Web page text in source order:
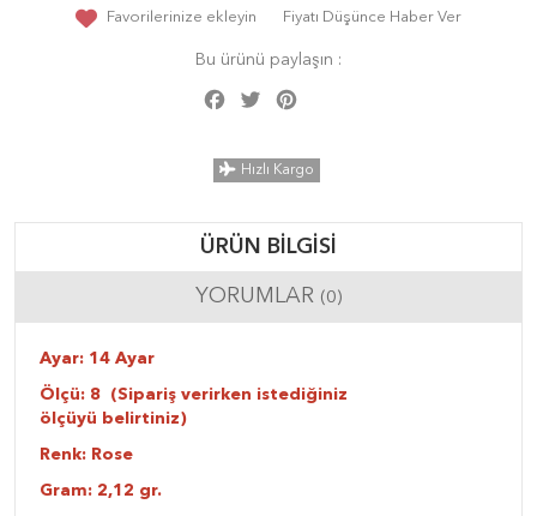
Favorilerinize ekleyin Fiyatı Düşünce Haber Ver
Bu ürünü paylaşın :
Facebook
Twitter
Hızlı Kargo
ÜRÜN BILGISI
YORUMLAR (0)
Ayar: 14 Ayar
Ölçü: 8 (Sipariş verirken istediğiniz
ölçüyü belirtiniz)
Renk: Rose
Gram: 2,12 gr.